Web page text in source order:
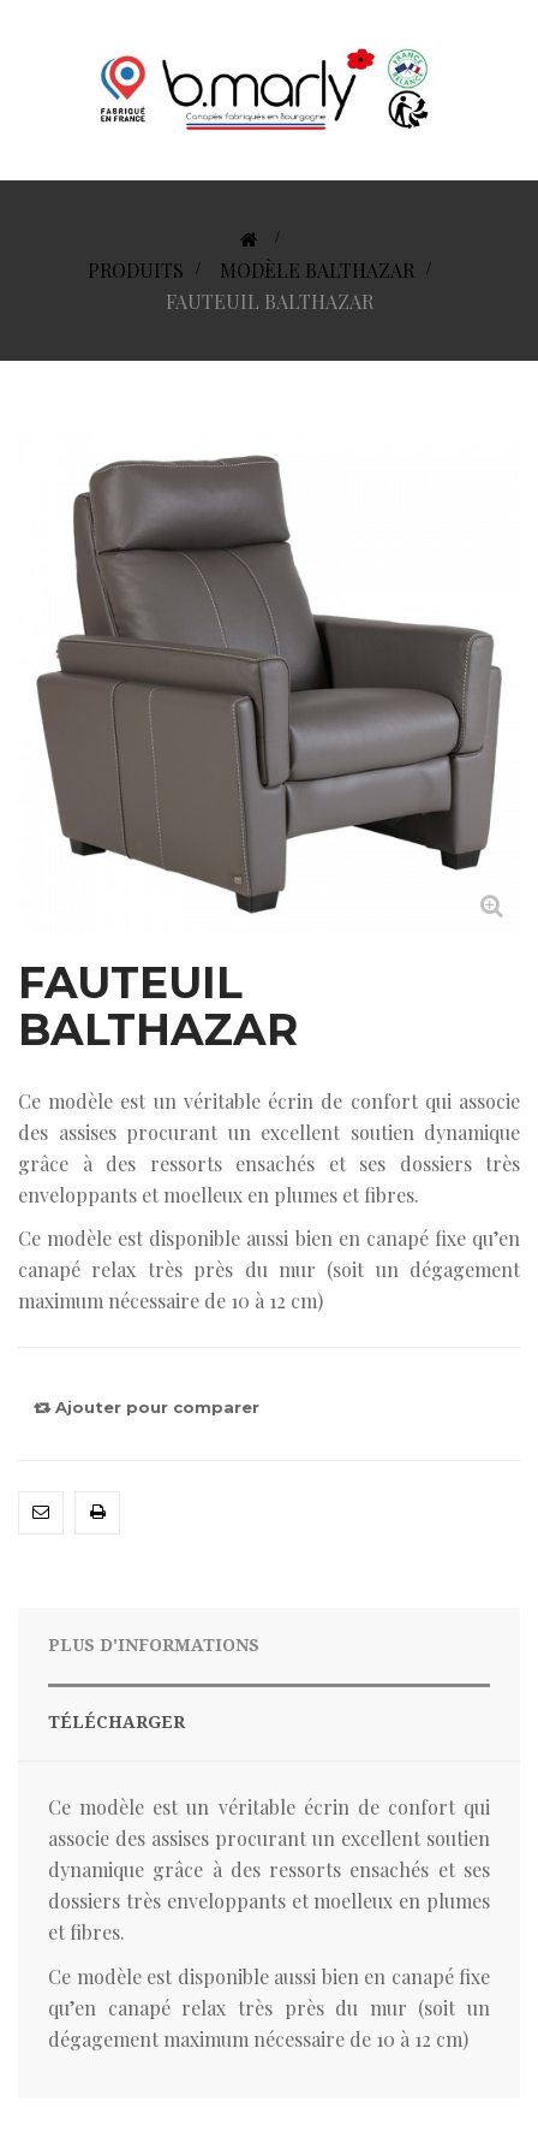
>
PRODUITS > MODÈLE BALTHAZAR >
FAUTEUIL BALTHAZAR
FAUTEUIL
BALTHAZAR
Ce modèle est un véritable écrin de confort qui associe
des assises procurant un excellent soutien dynamique
grâce à des ressorts ensachés et ses dossiers très
enveloppants et moelleux en plumes et fibres.
Ce modèle est disponible aussi bien en canapé fixe qu’en
canapé relax très près du mur (soit un dégagement
maximum nécessaire de 10 à 12 cm)
Ajouter pour comparer
PLUS D'INFORMATIONS
TÉLÉCHARGER
Ce modèle est un véritable écrin de confort qui
associe des assises procurant un excellent soutien
dynamique grâce à des ressorts ensachés et ses
dossiers très enveloppants et moelleux en plumes
et fibres.
Ce modèle est disponible aussi bien en canapé fixe
qu’en canapé relax très près du mur (soit un
dégagement maximum nécessaire de 10 à 12 cm)